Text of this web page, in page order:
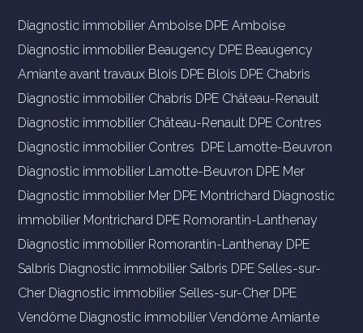
Diagnostic immobilier Amboise DPE Amboise
Diagnostic immobilier Beaugency DPE Beaugency
Amiante avant travaux Blois DPE Blois DPE Chabris
Diagnostic immobilier Chabris DPE Château-Renault
Diagnostic immobilier Château-Renault DPE Contres
Diagnostic immobilier Contres DPE Lamotte-Beuvron
Diagnostic immobilier Lamotte-Beuvron DPE Mer
Diagnostic immobilier Mer DPE Montrichard Diagnostic
immobilier Montrichard DPE Romorantin-Lanthenay
Diagnostic immobilier Romorantin-Lanthenay DPE
Salbris Diagnostic immobilier Salbris DPE Selles-sur-
Cher Diagnostic immobilier Selles-sur-Cher DPE
Vendôme Diagnostic immobilier Vendôme Amiante